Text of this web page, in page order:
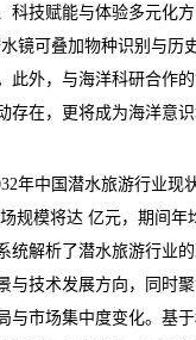
技赋能与体验多元化方
镜可叠加物种识别与历
此外，与海洋科研合作
存在，更将成为海洋意
年中国潜水旅游行业现
规模将达 亿元，期间
统解析了潜水旅游行业
与技术发展方向，同时
与市场集中度变化。基